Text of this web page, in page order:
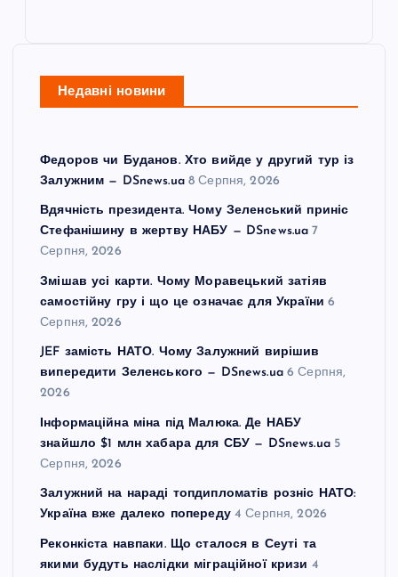
Недавні новини
Федоров чи Буданов. Хто вийде у другий тур із
Залужним — DSnews.ua 8 Серпня, 2026
Вдячність президента. Чому Зеленський приніс
Стефанішину в жертву НАБУ — DSnews.ua 7
Серпня, 2026
Змішав усі карти. Чому Моравецький затіяв
самостійну гру і що це означає для України 6
Серпня, 2026
JEF замість НАТО. Чому Залужний вирішив
випередити Зеленського — DSnews.ua 6 Серпня,
2026
Інформаційна міна під Малюка. Де НАБУ
знайшло $1 млн хабара для СБУ — DSnews.ua 5
Серпня, 2026
Залужний на нараді топдипломатів розніс НАТО:
Україна вже далеко попереду 4 Серпня, 2026
Реконкіста навпаки. Що сталося в Сеуті та
якими будуть наслідки міграційної кризи 4